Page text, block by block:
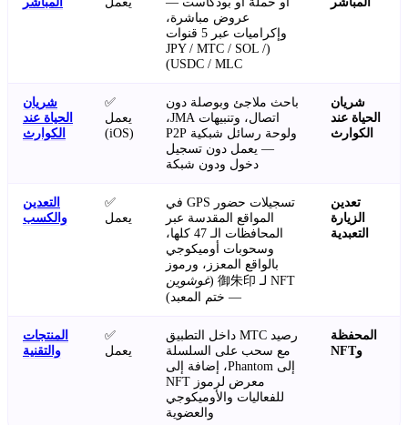
عروض مباشرة،
وإكراميات عبر 5 قنوات
(JPY / MTC / SOL /
USDC / MLC)
شريان
الحياة عند
الكوارث
باحث ملاجئ وبوصلة دون
اتصال، وتنبيهات JMA،
ولوحة رسائل شبكية P2P
— يعمل دون تسجيل
دخول ودون شبكة
✅
يعمل
(iOS)
شريان
الحياة عند
الكوارث
تعدين
الزيارة
التعبدية
تسجيلات حضور GPS في
المواقع المقدسة عبر
المحافظات الـ 47 كلها،
وسحوبات أوميكوجي
بالواقع المعزز، ورموز
NFT لـ 御朱印 (
غوشوين
— ختم المعبد)
✅
يعمل
التعدين
والكسب
المحفظة
وNFT
رصيد MTC داخل التطبيق
مع سحب على السلسلة
إلى Phantom، إضافة إلى
معرض لرموز NFT
للفعاليات والأوميكوجي
والعضوية
✅
يعمل
المنتجات
والتقنية